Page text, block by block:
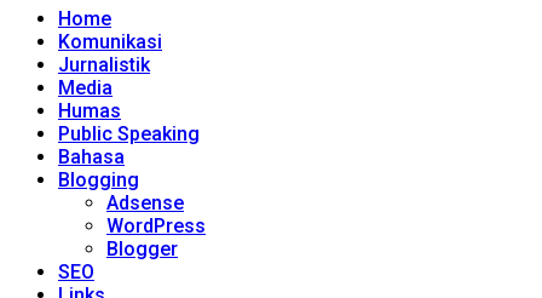
Home
Komunikasi
Jurnalistik
Media
Humas
Public Speaking
Bahasa
Blogging
Adsense
WordPress
Blogger
SEO